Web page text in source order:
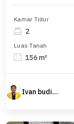
Kamar Tidur
2
Luas Tanah
156 m²
Ivan budiman